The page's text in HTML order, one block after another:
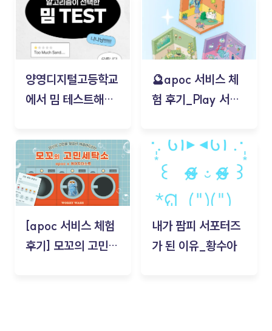
양영디지털고등학교
에서 밈 테스트해보
🔮apoc 서비스 체
험 후기_Play 서비
김태현
[apoc 서비스 체험
후기] 모꼬의 고민세
내가 팜피 서포터즈
가 된 이유_황수아